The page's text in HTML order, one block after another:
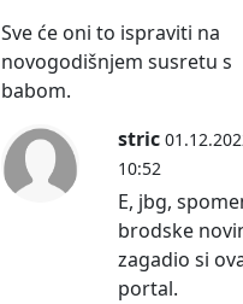
Sve će oni to ispraviti na
novogodišnjem susretu s
babom.
stric
10:52
E, jbg,
brodske
zagadio si
portal.